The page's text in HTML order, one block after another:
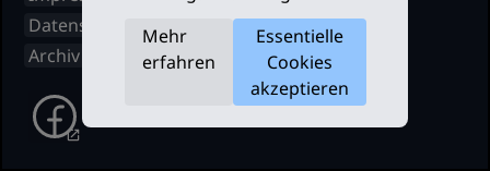
Datenschutz
Archiv
Mehr
erfahren
Essentielle
Cookies
akzeptieren